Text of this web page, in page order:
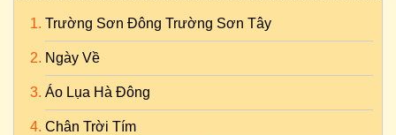
Trường Sơn Đông Trường Sơn Tây
Ngày Về
Áo Lụa Hà Đông
Chân Trời Tím